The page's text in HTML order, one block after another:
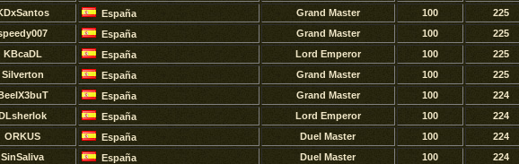
España Grand Master 100
225
España Grand Master 100
225
KBcaDL España Lord Emperor 100
225
Silverton España Grand Master 100
225
España Grand Master 100
224
España Lord Emperor 100
224
ORKUS España Duel Master 100
224
SinSaliva España Duel Master 100
224